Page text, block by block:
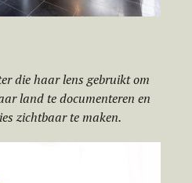
die haar lens gebruikt om
land te documenteren en
zichtbaar te maken.